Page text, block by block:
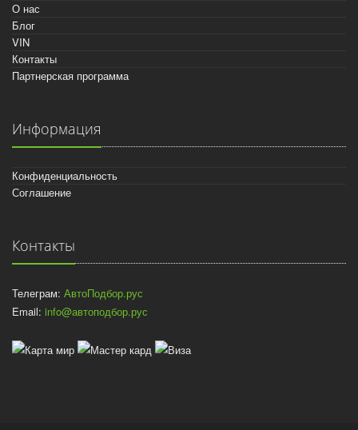
О нас
Блог
VIN
Контакты
Партнерская программа
Информация
Конфиденциальность
Соглашение
Контакты
Телеграм: АвтоПодбор.рус
Email: info@автоподбор.рус